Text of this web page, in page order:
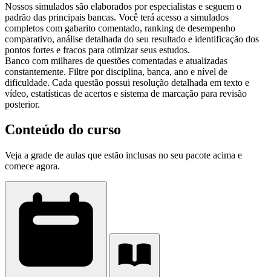
Nossos simulados são elaborados por especialistas e seguem o
padrão das principais bancas. Você terá acesso a simulados
completos com gabarito comentado, ranking de desempenho
comparativo, análise detalhada do seu resultado e identificação dos
pontos fortes e fracos para otimizar seus estudos.
Banco com milhares de questões comentadas e atualizadas
constantemente. Filtre por disciplina, banca, ano e nível de
dificuldade. Cada questão possui resolução detalhada em texto e
vídeo, estatísticas de acertos e sistema de marcação para revisão
posterior.
Conteúdo do curso
Veja a grade de aulas que estão inclusas no seu pacote acima e
comece agora.